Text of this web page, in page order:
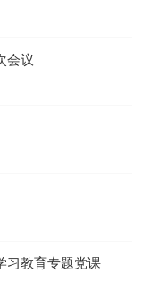
会议
习教育专题党课